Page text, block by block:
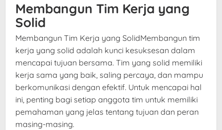
Membangun Tim Kerja yang
Solid
Membangun Tim Kerja yang SolidMembangun tim
kerja yang solid adalah kunci kesuksesan dalam
mencapai tujuan bersama. Tim yang solid memiliki
kerja sama yang baik, saling percaya, dan mampu
berkomunikasi dengan efektif. Untuk mencapai hal
ini, penting bagi setiap anggota tim untuk memiliki
pemahaman yang jelas tentang tujuan dan peran
masing-masing.